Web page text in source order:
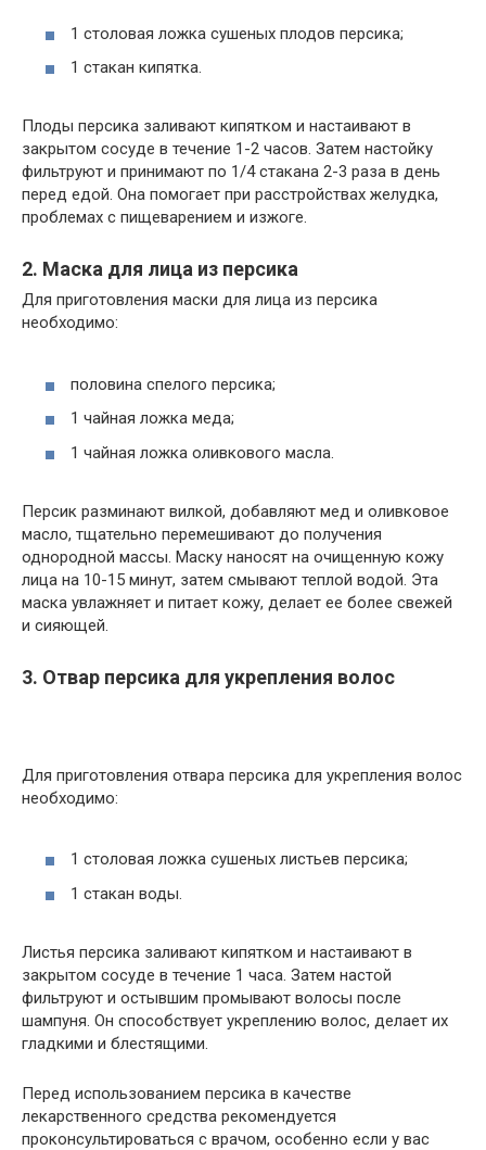
1 столовая ложка сушеных плодов персика;
1 стакан кипятка.
Плоды персика заливают кипятком и настаивают в
закрытом сосуде в течение 1-2 часов. Затем настойку
фильтруют и принимают по 1/4 стакана 2-3 раза в день
перед едой. Она помогает при расстройствах желудка,
проблемах с пищеварением и изжоге.
2. Маска для лица из персика
Для приготовления маски для лица из персика
необходимо:
половина спелого персика;
1 чайная ложка меда;
1 чайная ложка оливкового масла.
Персик разминают вилкой, добавляют мед и оливковое
масло, тщательно перемешивают до получения
однородной массы. Маску наносят на очищенную кожу
лица на 10-15 минут, затем смывают теплой водой. Эта
маска увлажняет и питает кожу, делает ее более свежей
и сияющей.
3. Отвар персика для укрепления волос
Для приготовления отвара персика для укрепления волос
необходимо:
1 столовая ложка сушеных листьев персика;
1 стакан воды.
Листья персика заливают кипятком и настаивают в
закрытом сосуде в течение 1 часа. Затем настой
фильтруют и остывшим промывают волосы после
шампуня. Он способствует укреплению волос, делает их
гладкими и блестящими.
Перед использованием персика в качестве
лекарственного средства рекомендуется
проконсультироваться с врачом, особенно если у вас